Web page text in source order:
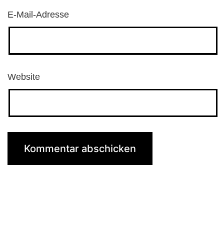
E-Mail-Adresse
Website